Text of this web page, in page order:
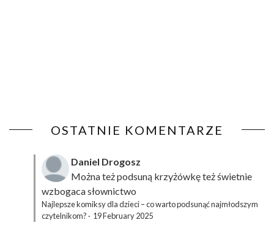
OSTATNIE KOMENTARZE
Daniel Drogosz
Można też podsuną krzyżówkęteż świetnie
wzbogaca słownictwo
Najlepsze komiksy dla dzieci – co warto podsunąć najmłodszym
czytelnikom? · 19 February 2025